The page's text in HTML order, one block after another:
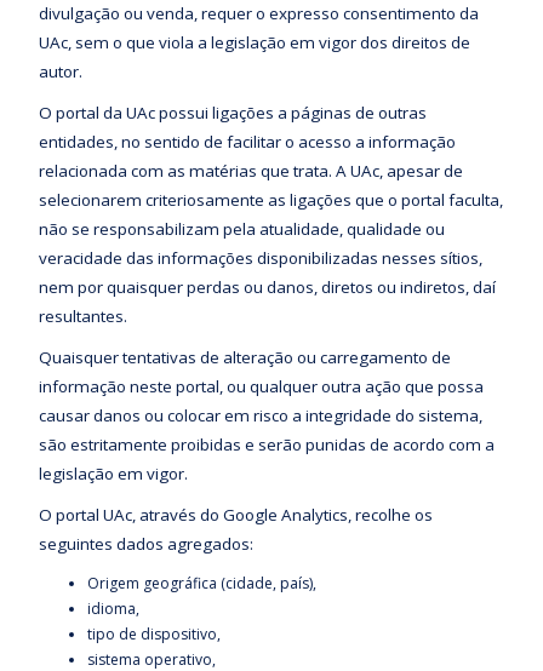
divulgação ou venda, requer o expresso consentimento da
UAc, sem o que viola a legislação em vigor dos direitos de
autor.
O portal da UAc possui ligações a páginas de outras
entidades, no sentido de facilitar o acesso a informação
relacionada com as matérias que trata. A UAc, apesar de
selecionarem criteriosamente as ligações que o portal faculta,
não se responsabilizam pela atualidade, qualidade ou
veracidade das informações disponibilizadas nesses sítios,
nem por quaisquer perdas ou danos, diretos ou indiretos, daí
resultantes.
Quaisquer tentativas de alteração ou carregamento de
informação neste portal, ou qualquer outra ação que possa
causar danos ou colocar em risco a integridade do sistema,
são estritamente proibidas e serão punidas de acordo com a
legislação em vigor.
O portal UAc, através do Google Analytics, recolhe os
seguintes dados agregados:
Origem geográfica (cidade, país),
idioma,
tipo de dispositivo,
sistema operativo,